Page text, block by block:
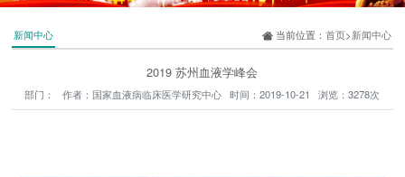
新闻中心 当前位置： 首页>新闻中心
2019 苏州血液学峰会
部门： 作者：国家血液病临床医学研究中心 时间：2019-10-21 浏览：3278次